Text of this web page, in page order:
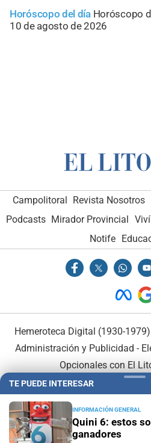
Horóscopo del día Horóscopo
10 de agosto de 2026
Campolitoral Revista Nosotros
Podcasts Mirador Provincial
Notife
Hemeroteca Digital (1930-1979)
Administración y Publicidad -
Opcionales con El
TE PUEDE INTERESAR
INFORMACIÓN GENERAL
Quini 6: estos
ganadores